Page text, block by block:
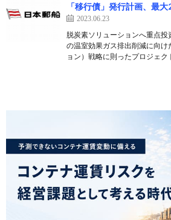
「移行債」発行計画、最
2023.06.23
脱炭素ソリューションへ重点
の温室効果ガス排出削減に向
ョン）戦略に則ったプロジェ